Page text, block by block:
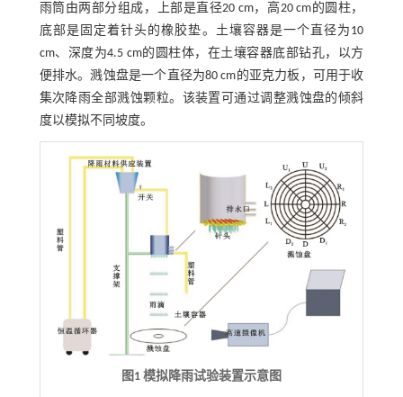
雨筒由两部分组成，上部是直径20 cm，高20 cm的圆柱，
底部是固定着针头的橡胶垫。土壤容器是一个直径为10
cm、深度为4.5 cm的圆柱体，在土壤容器底部钻孔，以方
便排水。溅蚀盘是一个直径为80 cm的亚克力板，可用于收
集次降雨全部溅蚀颗粒。该装置可通过调整溅蚀盘的倾斜
度以模拟不同坡度。
图1 模拟降雨试验装置示意图